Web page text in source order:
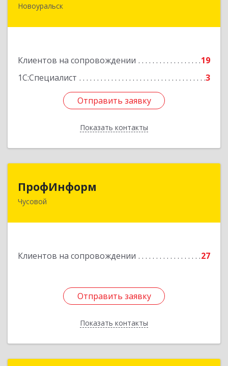
Новоуральск
Клиентов на сопровождении
19
1С:Специалист
3
Отправить заявку
Показать контакты
624130, Свердловская обл, Новоуральск г,
Отправить заявку
Назад
ПрофИнформ
Чусовой
Клиентов на сопровождении 27
Отправить заявку
Показать контакты
618204, Пермский край, г.о. Чусовской, Чусовой
Отправить заявку
Назад